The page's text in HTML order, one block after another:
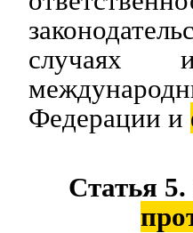
случаях
Федерации и
Статья